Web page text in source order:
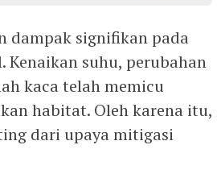
dampak signifikan pada
Kenaikan suhu, perubahan
kaca telah memicu
habitat. Oleh karena itu,
dari upaya mitigasi